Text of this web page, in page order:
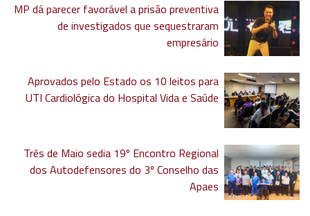
MP dá parecer favorável a prisão preventiva
de investigados que sequestraram
empresário
Aprovados pelo Estado os 10 leitos para
UTI Cardiológica do Hospital Vida e Saúde
Três de Maio sedia 19º Encontro Regional
dos Autodefensores do 3º Conselho das
Apaes